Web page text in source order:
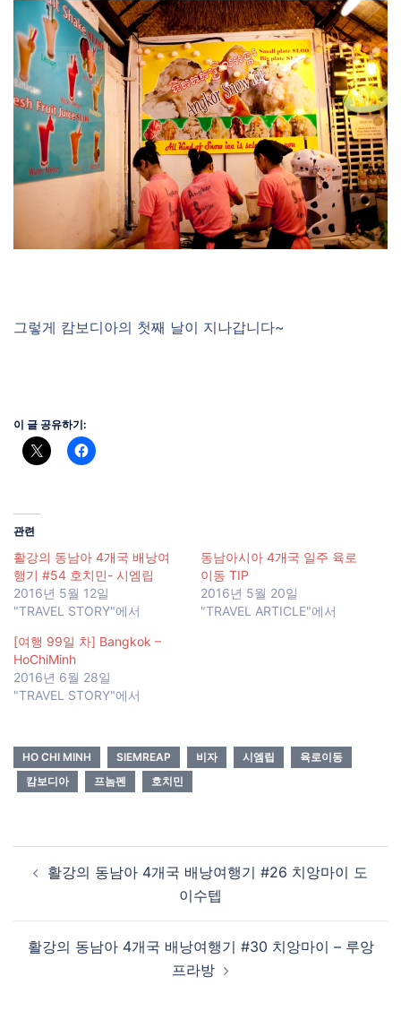
그렇게 캄보디아의 첫째 날이 지나갑니다~
이 글 공유하기:
관련
활강의 동남아 4개국 배낭여
행기 #54 호치민- 시엠립
2016년 5월 12일
"TRAVEL STORY"에서
동남아시아 4개국 일주 육로
이동 TIP
2016년 5월 20일
"TRAVEL ARTICLE"에서
[여행 99일 차] Bangkok –
HoChiMinh
2016년 6월 28일
"TRAVEL STORY"에서
HO CHI MINH SIEMREAP 비자 시엠립
육로이동
캄보디아
프놈펜 호치민
navigation
활강의 동남아 4개국 배낭여행기 #26 치앙마이 도
이수텝
활강의 동남아 4개국 배낭여행기 #30 치앙마이 – 루앙
프라방